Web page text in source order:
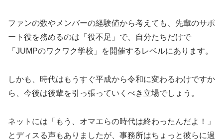
ファンの数やメンバーの経験値から考えても、先輩のサポ
ート役を務めるのは「役不足」で、自分たちだけで
「JUMPのワクワク学校」を開催するレベルにあります。
しかも、時代はもうすぐ平成から令和に変わるわけですか
ら、今後は後輩を引っ張っていくべき立場でしょう。
ネットには「もう、オマエらの時代は終わったんだよ！」
とディスる声もありましたが、事務所はちょっと彼らに過